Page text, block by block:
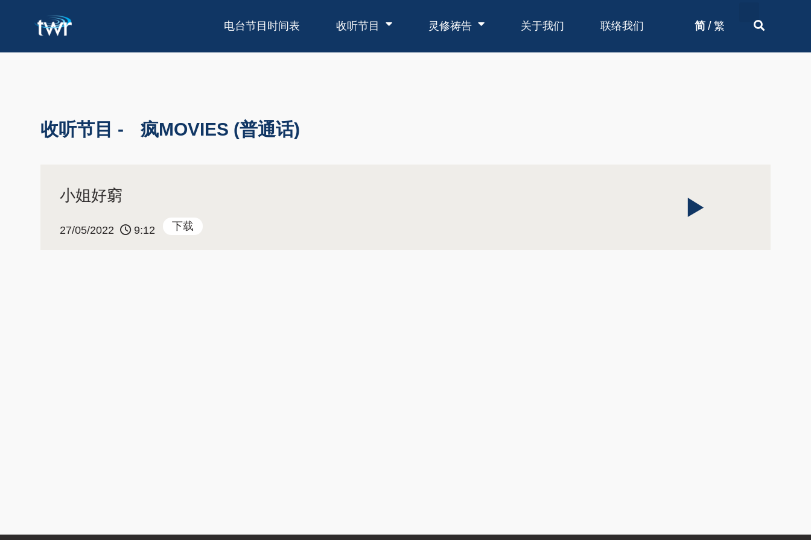
电台节目时间表 收听节目 灵修祷告 关于我们 联络我们 简 / 繁
收听节目 - 疯MOVIES (普通话)
小姐好窮
27/05/2022 9:12 下载